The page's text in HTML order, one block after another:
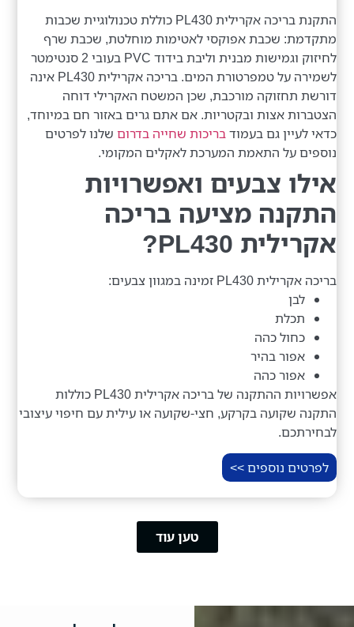
התקנת בריכה אקרילית PL430 כוללת טכנולוגיית שכבות
מתקדמת: שכבת אפוקסי לאטימות מוחלטת, שכבת שרף
לחיזוק וגמישות מבנית וליבת בידוד PVC בעובי 2 סנטימטר
לשמירה על טמפרטורת המים. בריכה אקרילית PL430 אינה
דורשת תחזוקה מורכבת, שכן המשטח האקרילי דוחה
הצטברות אצות ובקטריות. אם אתם גרים באזור חם במיוחד,
כדאי לעיין גם בעמודבריכות שחייה בדרום שלנו לפרטים
נוספים על התאמת המערכת לאקלים המקומי.
אילו צבעים ואפשרויות
התקנה מציעה בריכה
אקרילית PL430?
בריכה אקרילית PL430 זמינה במגוון צבעים:
לבן
תכלת
כחול כהה
אפור בהיר
אפור כהה
אפשרויות ההתקנה של בריכה אקרילית PL430 כוללות
התקנה שקועה בקרקע, חצי-שקועה או עילית עם חיפוי עיצובי
לבחירתכם.
לפרטים נוספים >>
טען עוד